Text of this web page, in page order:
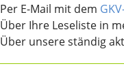
Per E-Mail mit dem
Über Ihre Leseliste in
Über unsere ständig